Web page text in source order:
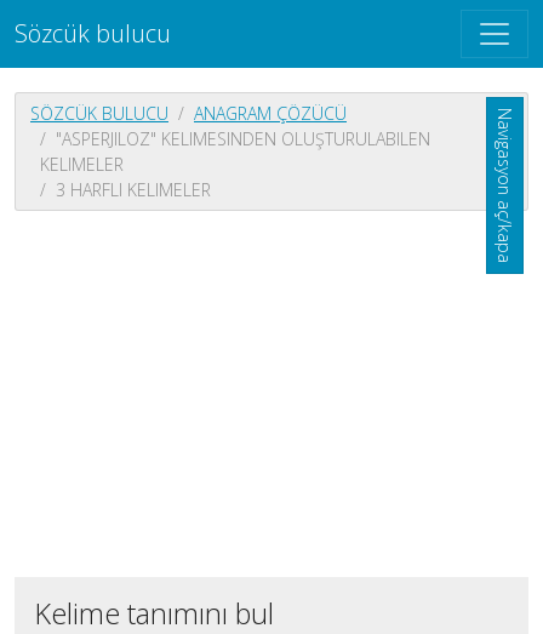
Sözcük bulucu
Navigasyon aç/kapa
SÖZCÜK BULUCU
ANAGRAM ÇÖZÜCÜ
"ASPERJILOZ" KELIMESINDEN OLUŞTURULABILEN
KELIMELER
3 HARFLI KELIMELER
Kelime tanımını bul